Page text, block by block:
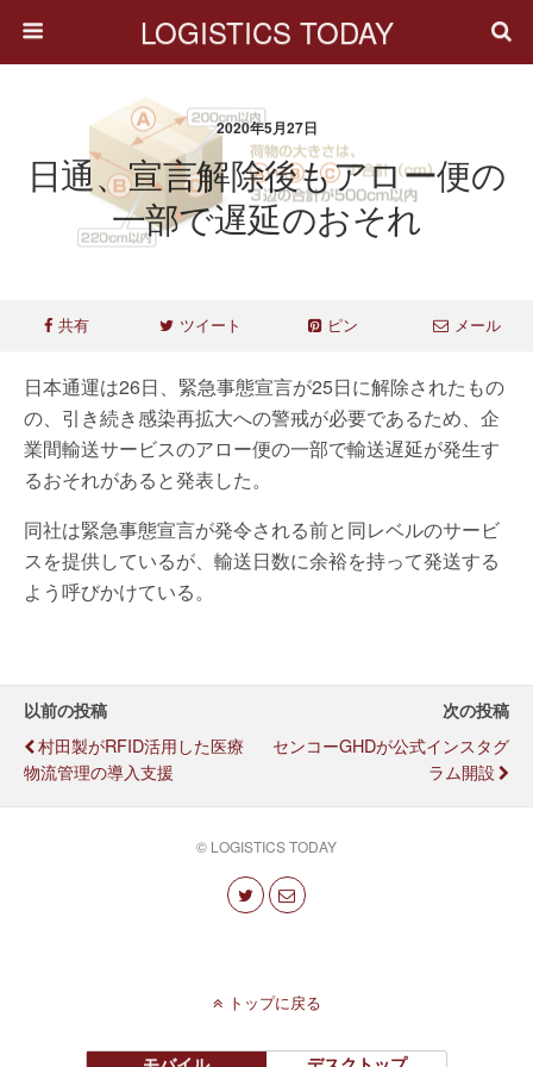
LOGISTICS TODAY
2020年5月27日
日通、宣言解除後もアロー便の
一部で遅延のおそれ
共有 ツイート ピン メール
日本通運は26日、緊急事態宣言が25日に解除されたもの
の、引き続き感染再拡大への警戒が必要であるため、企
業間輸送サービスのアロー便の一部で輸送遅延が発生す
るおそれがあると発表した。
同社は緊急事態宣言が発令される前と同レベルのサービ
スを提供しているが、輸送日数に余裕を持って発送する
よう呼びかけている。
以前の投稿
村田製がRFID活用した医療
物流管理の導入支援
次の投稿
センコーGHDが公式インスタグ
ラム開設
© LOGISTICS TODAY
トップに戻る